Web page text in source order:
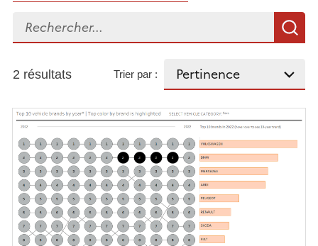
Rechercher...
2 résultats Trier par :